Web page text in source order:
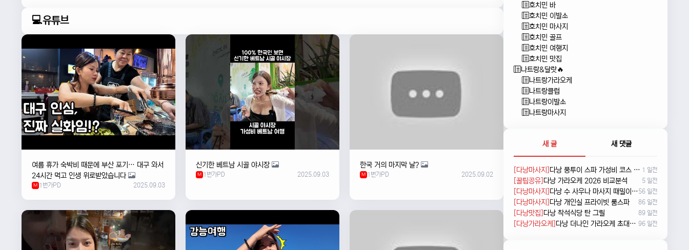
💻유튜브
여름 휴가 숙박비 때문에 부산 포기… 대구 와서
24시간 먹고 인생 위로받았습니다
M 1번가PD 2025.09.03
신기한 베트남 시골 야시장
M 1번가PD 2025.09.03
한국 거의 마지막 날?
M 1번가PD 2025.09.02
호치민 바
호치민 이발소
호치민 마사지
호치민 골프
호치민 여행지
호치민 맛집
나트랑&달랏🔥
나트랑가라오케
나트랑클럽
나트랑이발소
나트랑마사지
새 글 새 댓글
[다낭마사지] 다낭 풍투이 스파 가성비 코스 새로 나왔네요 1 일전
[꿀팁공유] 다낭 가라오케 2026 비교분석 5 일전
[다낭마사지] 다낭 수 사우나 마사지 때밀이 및 누루 예약방법 56 일전
[다낭마사지] 다낭 개인실 프라이빗 룸스파 86 일전
[다낭맛집] 다낭 착석식당 탄 그릴 89 일전
[다낭가라오케] 다낭 더나인 가라오케 초대형 신상 karaoke 96 일전